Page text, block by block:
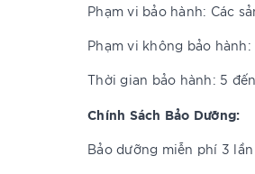
Phạm vi bảo hành: Các
Phạm vi không bảo
Thời gian bảo hành: 5
Chính Sách Bảo Dưỡng:
Bảo dưỡng miễn phí 3